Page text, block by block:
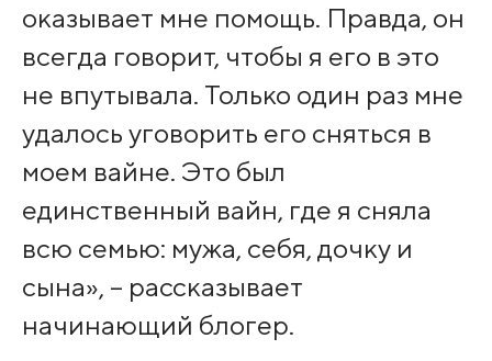
оказывает мне помощь. Правда, он
всегда говорит, чтобы я его в это
не впутывала. Только один раз мне
удалось уговорить его сняться в
моем вайне. Это был
единственный вайн, где я сняла
всю семью: мужа, себя, дочку и
сына», – рассказывает
начинающий блогер.